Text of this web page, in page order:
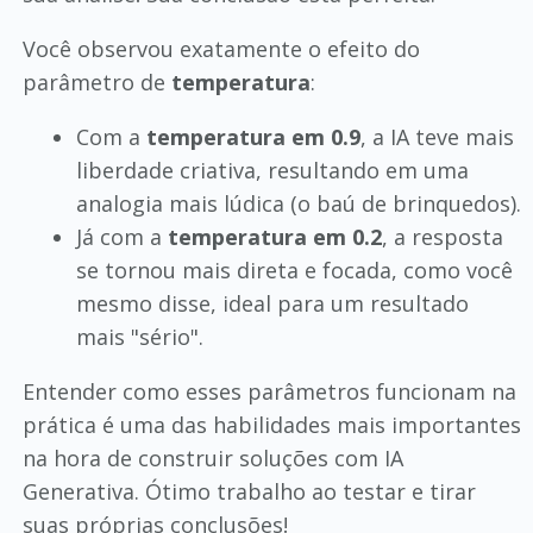
Você observou exatamente o efeito do
parâmetro de temperatura:
Com a temperatura em 0.9, a IA teve mais
liberdade criativa, resultando em uma
analogia mais lúdica (o baú de brinquedos).
Já com a temperatura em 0.2, a resposta
se tornou mais direta e focada, como você
mesmo disse, ideal para um resultado
mais "sério".
Entender como esses parâmetros funcionam na
prática é uma das habilidades mais importantes
na hora de construir soluções com IA
Generativa. Ótimo trabalho ao testar e tirar
suas próprias conclusões!